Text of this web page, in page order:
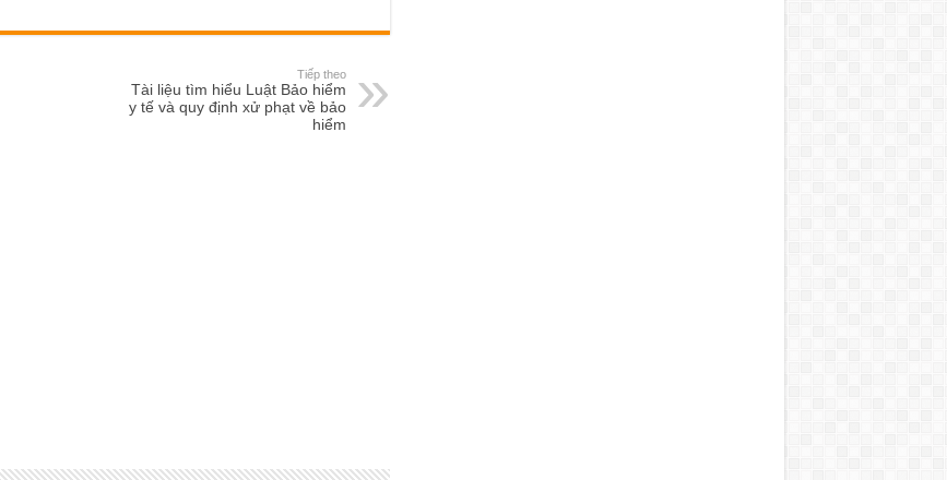
Tiếp theo
Tài liệu tìm hiểu Luật Bảo hiểm
y tế và quy định xử phạt về bảo
hiểm